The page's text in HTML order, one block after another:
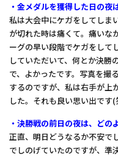
・金メダルを獲得した日の夜
私は大会中にケガをしてしま
が切れた時は痛くて。痛いな
ーグの早い段階でケガをして
していただいて、何とか決勝
で、よかったです。写真を撮
するのですが、私は右手が上
した。それも良い思い出です(
・決勝戦の前日の夜は、どの
正直、明日どうなるか不安で
でしのげていたのですが、準